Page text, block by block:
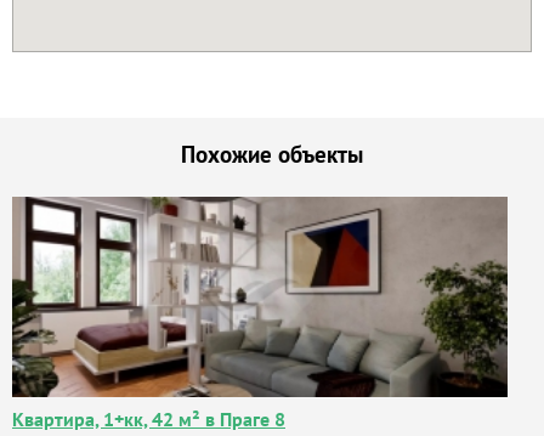
Похожие объекты
Квартира, 1+кк, 42 м² в Праге 8